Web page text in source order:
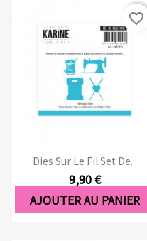
Dies Sur Le Fil Set De...
9,90 €
AJOUTER AU PANIER
favorite_border